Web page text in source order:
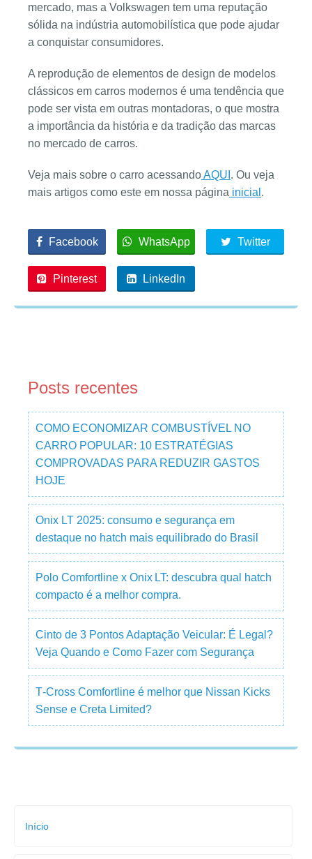
mercado, mas a Volkswagen tem uma reputação
sólida na indústria automobilística que pode ajudar
a conquistar consumidores.
A reprodução de elementos de design de modelos
clássicos em carros modernos é uma tendência que
pode ser vista em outras montadoras, o que mostra
a importância da história e da tradição das marcas
no mercado de carros.
Veja mais sobre o carro acessandoAQUI . Ou veja
mais artigos como este em nossa página inicial .
Facebook WhatsApp Twitter
Pinterest LinkedIn
Posts recentes
COMO ECONOMIZAR COMBUSTÍVEL NO
CARRO POPULAR: 10 ESTRATÉGIAS
COMPROVADAS PARA REDUZIR GASTOS
HOJE
Onix LT 2025: consumo e segurança em
destaque no hatch mais equilibrado do Brasil
Polo Comfortline x Onix LT: descubra qual hatch
compacto é a melhor compra.
Cinto de 3 Pontos Adaptação Veicular: É Legal?
Veja Quando e Como Fazer com Segurança
T‑Cross Comfortline é melhor que Nissan Kicks
Sense e Creta Limited?
Início